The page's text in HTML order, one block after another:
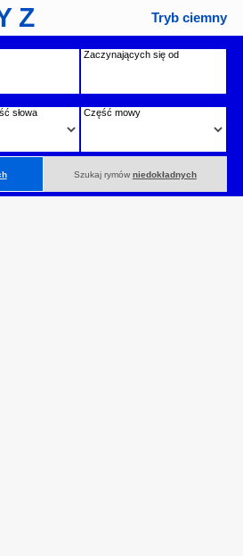
Tryb ciemny
Zaczynających się od
słowa Część mowy
Szukaj rymów niedokładnych